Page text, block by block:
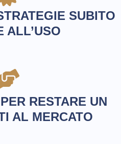
SUBITO
ALL’USO
RESTARE UN
AL MERCATO